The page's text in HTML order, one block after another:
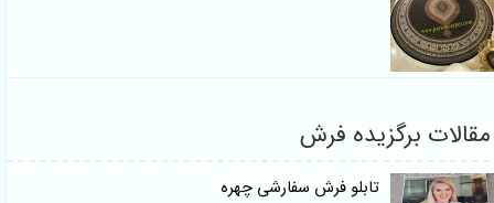
مقالات برگزیده فرش
تابلو فرش سفارشی چهره